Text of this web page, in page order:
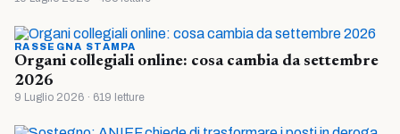
RASSEGNA STAMPA
Organi collegiali online: cosa cambia da settembre
2026
9 Luglio 2026 · 619 letture